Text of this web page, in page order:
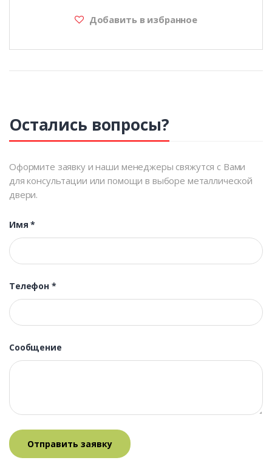
Добавить в избранное
Остались вопросы?
Оформите заявку и наши менеджеры свяжутся с Вами
для консультации или помощи в выборе металлической
двери.
Имя*
Телефон *
Сообщение